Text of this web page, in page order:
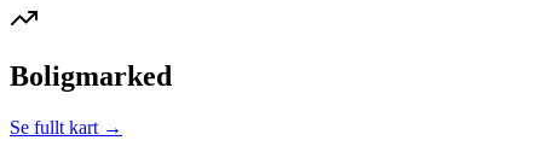
Boligmarked
Se fullt kart →